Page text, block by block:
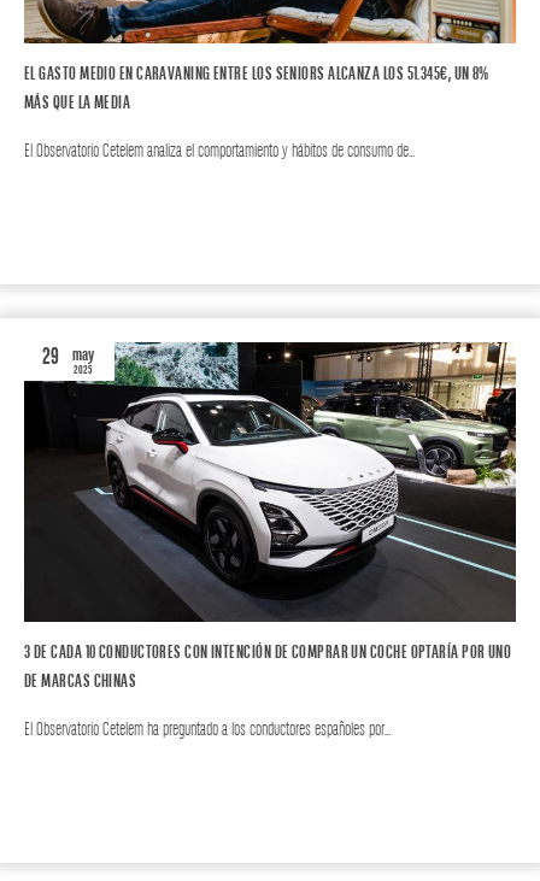
EL GASTO MEDIO EN CARAVANING ENTRE LOS SENIORS ALCANZA LOS 51.345€, UN 8%
MÁS QUE LA MEDIA
El Observatorio Cetelem analiza el comportamiento y hábitos de consumo de…
29 may
2025
3 DE CADA 10 CONDUCTORES CON INTENCIÓN DE COMPRAR UN COCHE OPTARÍA POR UNO
DE MARCAS CHINAS
El Observatorio Cetelem ha preguntado a los conductores españoles por…